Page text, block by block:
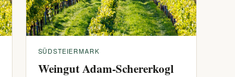
SÜDSTEIERMARK
Weingut Adam-Schererkogl